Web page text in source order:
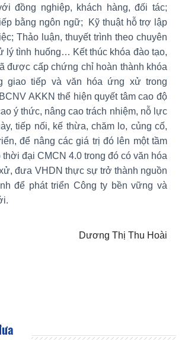
đồng nghiệp, khách hàng, đối tác;
bằng ngôn ngữ; Kỹ thuật hỗ trợ lập
Thảo luận, thuyết trình theo chuyên
lý tình huống… Kết thúc khóa đào tạo,
được cấp chứng chỉ hoàn thành khóa
giao tiếp và văn hóa ứng xử trong
AKKN thể hiện quyết tâm cao độ
ý thức, nâng cao trách nhiệm, nỗ lực
tiếp nối, kế thừa, chăm lo, củng cố,
để nâng các giá trị đó lên một tầm
đại CMCN 4.0 trong đó có văn hóa
đưa VHDN thực sự trở thành nguồn
để phát triển Công ty bền vững và
Dương Thị Thu Hoài